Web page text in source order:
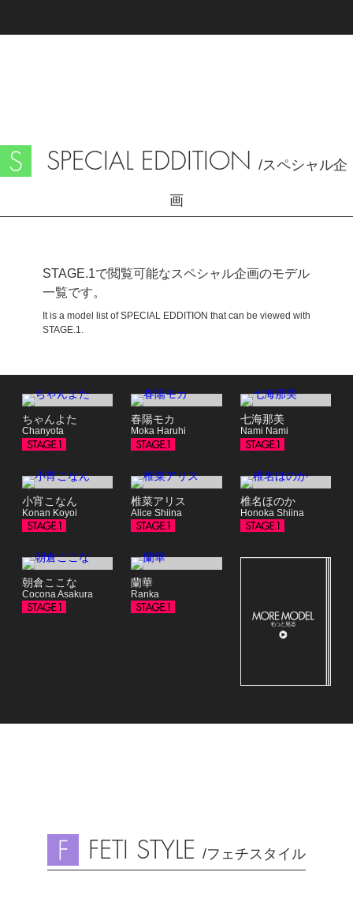
SPECIAL EDDITION /スペシャル企
画
STAGE.1で閲覧可能なスペシャル企画のモデル
一覧です。
It is a model list of SPECIAL EDDITION that can be viewed with
STAGE.1.
ちゃんよた
Chanyota
春陽モカ
Moka Haruhi
七海那美
Nami Nami
小宵こなん
Konan Koyoi
椎菜アリス
Alice Shiina
椎名ほのか
Honoka Shiina
朝倉ここな
Cocona Asakura
蘭華
Ranka
FETI STYLE /フェチスタイル